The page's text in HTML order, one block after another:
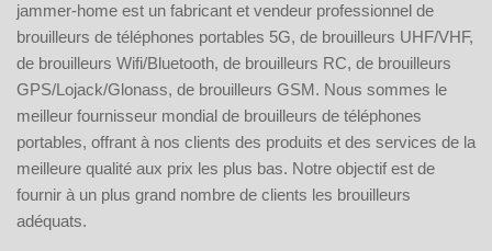
jammer-home est un fabricant et vendeur professionnel de
brouilleurs de téléphones portables 5G, de brouilleurs UHF/VHF,
de brouilleurs Wifi/Bluetooth, de brouilleurs RC, de brouilleurs
GPS/Lojack/Glonass, de brouilleurs GSM. Nous sommes le
meilleur fournisseur mondial de brouilleurs de téléphones
portables, offrant à nos clients des produits et des services de la
meilleure qualité aux prix les plus bas. Notre objectif est de
fournir à un plus grand nombre de clients les brouilleurs
adéquats.